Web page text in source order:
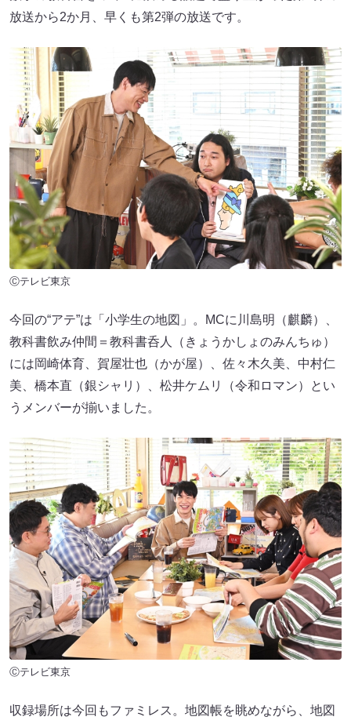
放送から2か月、早くも第2弾の放送です。
Ⓒテレビ東京
今回の“アテ”は「小学生の地図」。MCに川島明（麒麟）、
教科書飲み仲間＝教科書呑人（きょうかしょのみんちゅ）
には岡崎体育、賀屋壮也（かが屋）、佐々木久美、中村仁
美、橋本直（銀シャリ）、松井ケムリ（令和ロマン）とい
うメンバーが揃いました。
Ⓒテレビ東京
収録場所は今回もファミレス。地図帳を眺めながら、地図